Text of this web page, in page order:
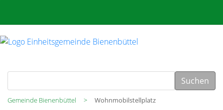
Suchen
Gemeinde Bienenbüttel Wohnmobilstellplatz